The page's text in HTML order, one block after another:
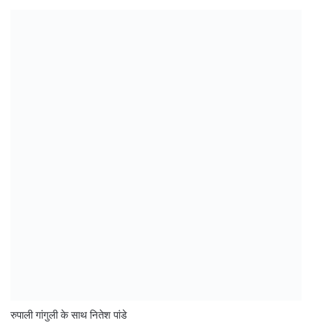
रुपाली गांगुली के साथ नितेश पांडे